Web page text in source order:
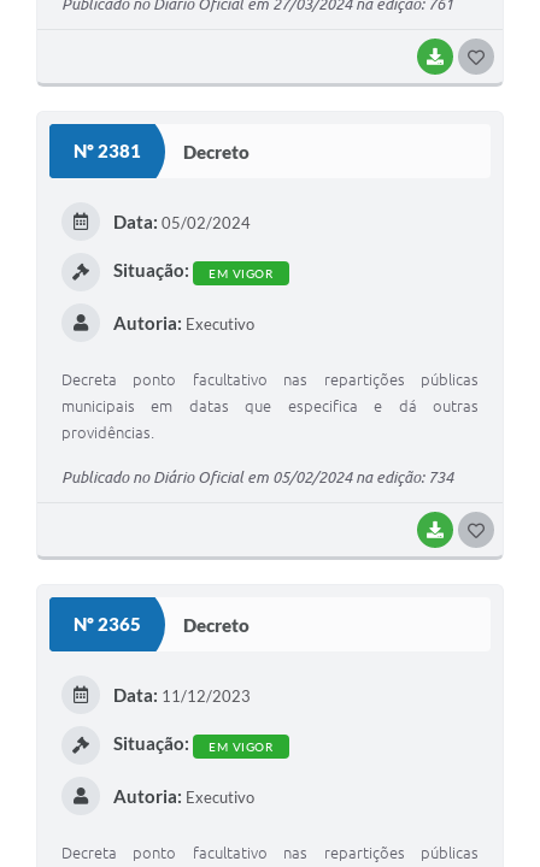
BAIXAR
Publicado no Diário Oficial em 27/03/2024 na edição: 761
Nº 2381 Decreto
BAIXAR
Data: 05/02/2024
Situação: EM VIGOR
Autoria: Executivo
Decreta ponto facultativo nas repartições públicas
municipais em datas que especifica e dá outras
providências.
Publicado no Diário Oficial em 05/02/2024 na edição: 734
Nº 2365 Decreto
Data: 11/12/2023
Situação: EM VIGOR
Autoria: Executivo
Decreta ponto facultativo nas repartições públicas